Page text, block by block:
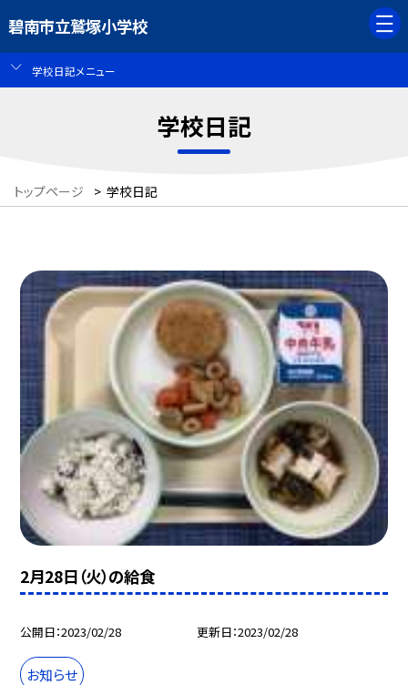
碧南市立鷲塚小学校
学校日記メニュー
学校日記
トップページ > 学校日記
2月28日（火）の給食
公開日 2023/02/28 更新日 2023/02/28
お知らせ